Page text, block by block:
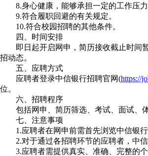
8.身心健康，能够承担一定的工作压力;
9.符合履职回避的有关规定。
10.符合校园招聘的其他条件。
四、时间安排
即日起开启网申，简历接收截止时间暂
招动态。
五、应聘方式
应聘者登录中信银行招聘官网(https://
位。
六、招聘程序
包括网申、简历筛选、考试、面试、体
七、注意事项
1.应聘者在网申前需首先浏览中信银行
2.对于通过各招聘环节的应聘者，中信
3.应聘者需提供真实、准确、完整的个